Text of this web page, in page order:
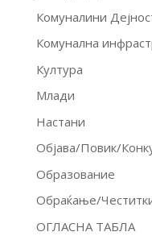
Комуналини
Комунална
Култура
Млади
Настани
Објава/Повик/
Образование
Обраќање/
ОГЛАСНА ТАБЛА